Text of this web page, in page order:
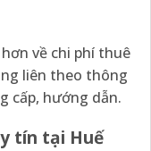
về chi phí thuê
liên theo thông
cấp, hướng dẫn.
tín tại Huế